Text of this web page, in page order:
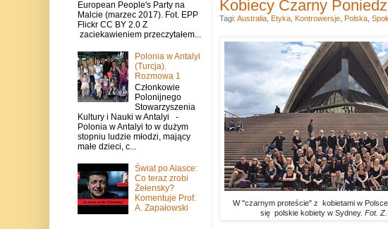
Kobiecy Czarny
W "czarnym proteście" z kobietami w Polsce
się polskie kobiety w Sydney. Fot.
Tagi: Australia, Etyka, Kontrowersje, Polska,
European People's Party na
Malcie (marzec 2017). Fot. EPP
Flickr CC BY 2.0 Z
zaciekawieniem przeczytałem...
Polonia w Antalyi
(Turcja).
Rozmowa 1
Członkowie
Polonijnego
Stowarzyszenia
Kultury i Nauki w Antalyi -
Polonia w Antalyi to w dużym
stopniu ludzie młodzi, mający
małe dzieci, c...
Świat po Alasce:
Co teraz zrobi
Żełensky?
Komentuje Prof.
A. Zapałowski